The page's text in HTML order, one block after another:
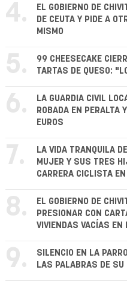
4.
EL GOBIERNO DE
DE CEUTA Y PIDE A
MISMO
5.
99 CHEESECAKE
TARTAS DE QUESO:
6.
LA GUARDIA CIVIL
ROBADA EN
EUROS
7.
LA VIDA TRANQUILA
MUJER Y SUS TRES
CARRERA CICLISTA
8.
EL GOBIERNO DE
PRESIONAR CON
VIVIENDAS VACÍAS EN
9.
SILENCIO EN LA
LAS PALABRAS DE SU